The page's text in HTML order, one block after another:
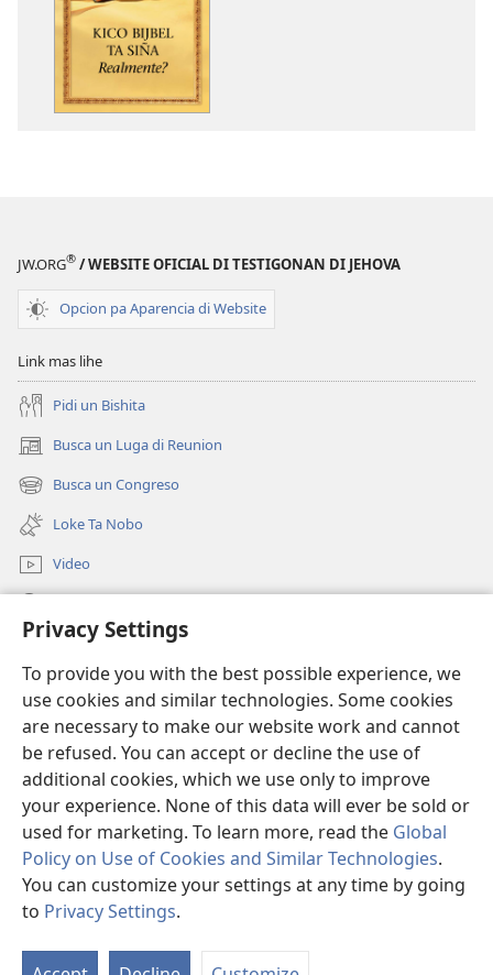
Privacy Settings
To provide you with the best possible experience, we
use cookies and similar technologies. Some cookies
are necessary to make our website work and cannot
be refused. You can accept or decline the use of
additional cookies, which we use only to improve
your experience. None of this data will ever be sold or
used for marketing. To learn more, read the Global
Policy on Use of Cookies and Similar Technologies.
You can customize your settings at any time by going
to Privacy Settings.
JW.ORG® / WEBSITE OFICIAL DI TESTIGONAN DI JEHOVA
Opcion pa Aparencia di Website
Link mas lihe
Pidi un Bishita
Busca un Luga di Reunion
(opens
new
window)
Busca un Congreso
(opens
new
window)
Loke Ta Nobo
Video
(opens
window)Watchtower BIBLIOTHEEK ONLINE
(opens
new
window)JW Hub ®
(opens
new
window)
Copyright© 2026 Watch Tower Bible and Tract Society of Pennsylvania.
CONDICIONNAN DI UZO